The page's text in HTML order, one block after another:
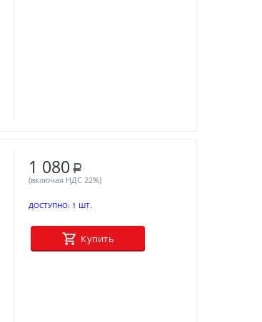
1 080 Р
(включая НДС 22%)
ДОСТУПНО: 1 ШТ.
Купить